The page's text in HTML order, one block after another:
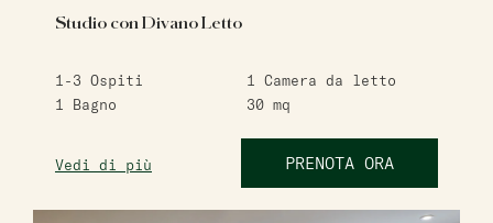
Studio con Divano Letto
1-3 Ospiti 1
Camera da letto
1
Bagno 30 mq
Vedi di più PRENOTA ORA